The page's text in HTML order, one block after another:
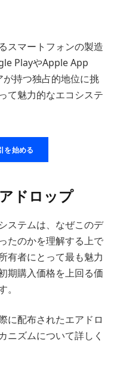
スマートフォンの製造
PlayやApple App
持つ独占的地位に挑
て魅力的なエコシステ
を始める
ドロップ
ステムは、なぜこのデ
たのかを理解する上で
有者にとって最も魅力
期購入価格を上回る価
に配布されたエアドロ
ニズムについて詳しく